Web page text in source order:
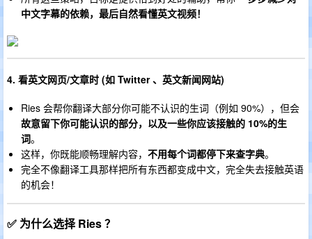
中文字幕的依赖，最后自然看懂英文视频！
4. 看英文网页/文章时 (如 Twitter 、英文新闻网站)
Ries 会帮你翻译大部分你可能不认识的生词（例如 90%），但会
故意留下你可能认识的部分，以及一些你应该接触的 10%的生
词。
这样，你既能顺畅理解内容， 不用每个词都停下来查字典。
完全不像翻译工具那样把所有东西都变成中文，完全失去接触英语
的机会！
✅ 为什么选择 Ries ？